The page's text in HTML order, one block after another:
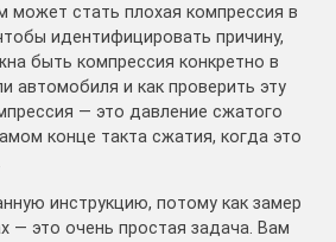
может стать плохая компрессия в
идентифицировать причину,
быть компрессия конкретно в
автомобиля и как проверить эту
— это давление сжатого
конце такта сжатия, когда это
инструкцию, потому как замер
— это очень простая задача. Вам